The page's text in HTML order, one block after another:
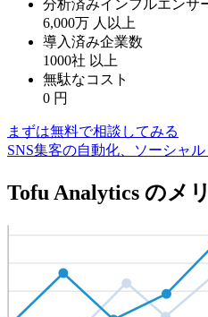
分析済みインフルエンサ
6,000万 人以上
導入済み企業数
1000社 以上
無駄なコスト
0 円
まずは無料で相談してみる
SNS集客の自動化、ソーシャ
Tofu Analytics のメ